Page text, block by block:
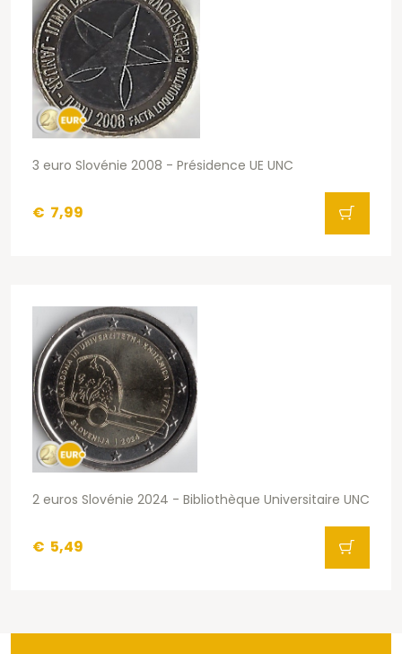
3 euro Slovénie 2008 - Présidence UE UNC
€ 7,99
2 euros Slovénie 2024 - Bibliothèque Universitaire UNC
€ 5,49